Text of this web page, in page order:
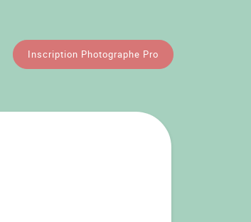
Inscription Photographe Pro